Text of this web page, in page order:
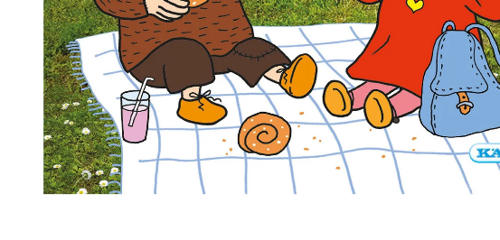
Se fler...
Se fler...
SPORT OCH FRITID
cykel
kikare
kläder
radioapparater
resetillbehör
Se fler...
SURF- OCH LÄSPLATTOR
hållare
musik och multimedia
skärmskydd
stylus-pennor
väskor
kablar &
passiva
tillbehör